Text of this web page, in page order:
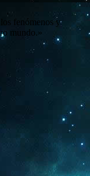
fenómenos y
mundo.»